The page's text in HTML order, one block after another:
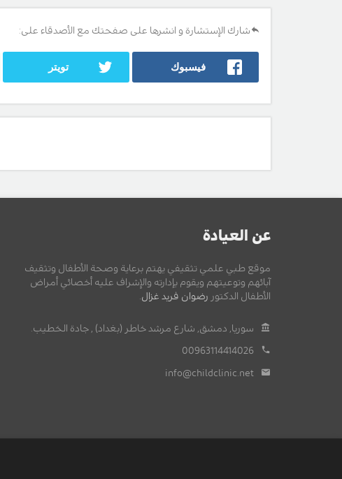
شارك الإستشارة و انشرها على صفحتك مع الأصدقاء على:
فيسبوك تويتر
عن العيادة
موقع طبي علمي تثقيفي يهتم برعاية وصحة الأطفال وتثقيف
آبائهم وتوعيتهم ويقوم بإدارته والإشراف عليه أخصائي أمراض
الأطفال الدكتور رضوان فريد غزال.
سوريا, دمشق, شارع مرشد خاطر (بغداد) , جادة الخطيب.
00963114414026
info@childclinic.net